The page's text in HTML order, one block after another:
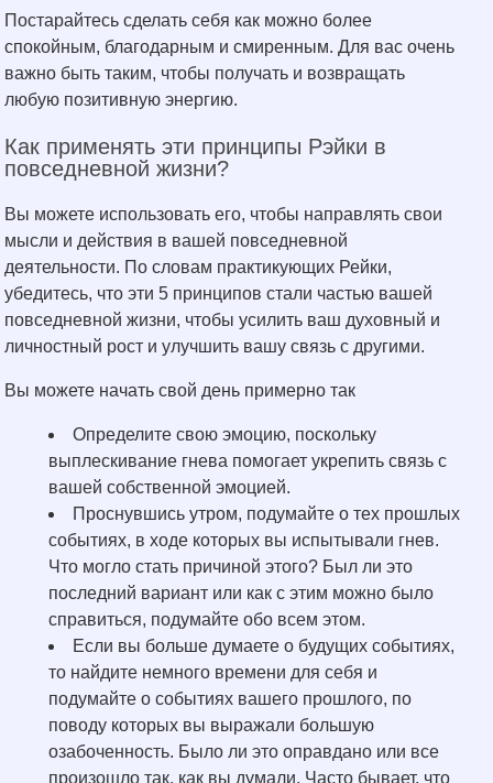
Постарайтесь сделать себя как можно более
спокойным, благодарным и смиренным. Для вас очень
важно быть таким, чтобы получать и возвращать
любую позитивную энергию.
Как применять эти принципы Рэйки в
повседневной жизни?
Вы можете использовать его, чтобы направлять свои
мысли и действия в вашей повседневной
деятельности. По словам практикующих Рейки,
убедитесь, что эти 5 принципов стали частью вашей
повседневной жизни, чтобы усилить ваш духовный и
личностный рост и улучшить вашу связь с другими.
Вы можете начать свой день примерно так
Определите свою эмоцию, поскольку
выплескивание гнева помогает укрепить связь с
вашей собственной эмоцией.
Проснувшись утром, подумайте о тех прошлых
событиях, в ходе которых вы испытывали гнев.
Что могло стать причиной этого? Был ли это
последний вариант или как с этим можно было
справиться, подумайте обо всем этом.
Если вы больше думаете о будущих событиях,
то найдите немного времени для себя и
подумайте о событиях вашего прошлого, по
поводу которых вы выражали большую
озабоченность. Было ли это оправдано или все
произошло так, как вы думали. Часто бывает, что